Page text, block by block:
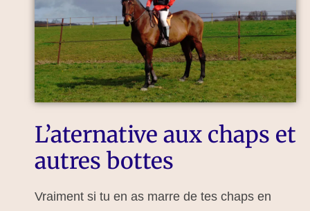
L’aternative aux chaps et
autres bottes
Vraiment si tu en as marre de tes chaps en